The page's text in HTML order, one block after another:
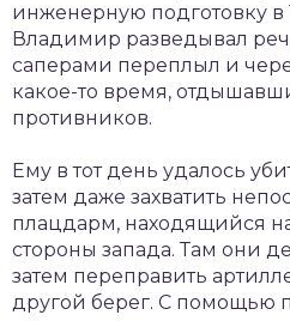
инженерную подготовку в
Владимир разведывал
саперами переплыл и
какое-то время,
противников.
Ему в тот день удалось
затем даже захватить
плацдарм, находящийся
стороны запада. Там они
затем переправить
другой берег. С помощью